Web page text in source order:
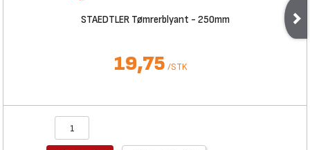
STAEDTLER Tømrerblyant - 250mm
19,75 /STK